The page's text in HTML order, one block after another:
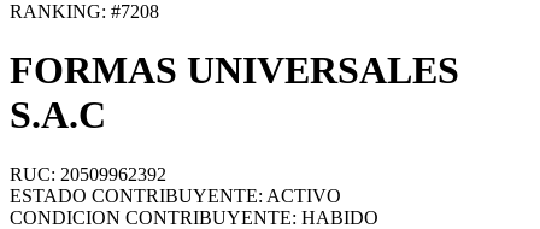
RANKING: #7208
FORMAS UNIVERSALES
S.A.C
RUC: 20509962392
ESTADO CONTRIBUYENTE: ACTIVO
CONDICION CONTRIBUYENTE: HABIDO